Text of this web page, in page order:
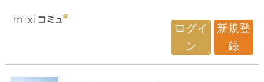
ログイ
ン
新規登
録